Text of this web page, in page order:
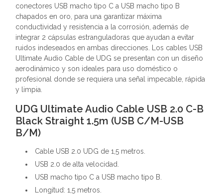
conectores USB macho tipo C a USB macho tipo B
chapados en oro, para una garantizar máxima
conductividad y resistencia a la corrosión, además de
integrar 2 cápsulas estranguladoras que ayudan a evitar
ruidos indeseados en ambas direcciones. Los cables USB
Ultimate Audio Cable de UDG se presentan con un diseño
aerodinámico y son ideales para uso doméstico o
profesional donde se requiera una señal impecable, rápida
y limpia.
UDG Ultimate Audio Cable USB 2.0 C-B
Black Straight 1.5m (USB C/M-USB
B/M)
Cable USB 2.0 UDG de 1,5 metros.
USB 2.0 de alta velocidad.
USB macho tipo C a USB macho tipo B.
Longitud: 1,5 metros.